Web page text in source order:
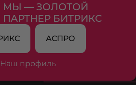
МЫ — ЗОЛОТОЙ
ПАРТНЕР БИТРИКС
АСПРО
Наш профиль